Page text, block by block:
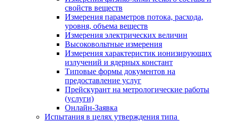
свойств веществ
Измерения параметров потока, расхода,
уровня, объема веществ
Измерения электрических величин
Высоковольтные измерения
Измерения характеристик ионизирующих
излучений и ядерных констант
Типовые формы документов на
предоставление услуг
Прейскурант на метрологические работы
(услуги)
Онлайн-Заявка
Испытания в целях утверждения типа